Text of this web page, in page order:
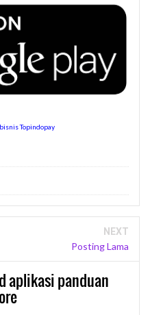
Topindopay
NEXT
Posting Lama
aplikasi panduan